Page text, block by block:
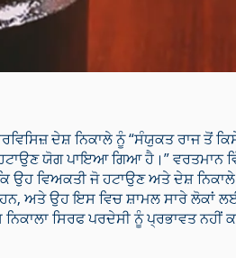
ਦੇਸ਼ ਨਿਕਾਲੇ ਨੂੰ “ਸੰਯੁਕਤ ਰਾਜ ਤੋਂ
ਯੋਗ ਪਾਇਆ ਗਿਆ ਹੈ।” ਵਰਤਮਾਨ
ਉਹ ਵਿਅਕਤੀ ਜੋ ਹਟਾਉਣ ਅਤੇ ਦੇਸ਼
ਅਤੇ ਉਹ ਇਸ ਵਿਚ ਸ਼ਾਮਲ ਸਾਰੇ ਲੋਕਾਂ
ਸਿਰਫ ਪਰਦੇਸੀ ਨੂੰ ਪ੍ਰਭਾਵਤ ਨਹੀਂ